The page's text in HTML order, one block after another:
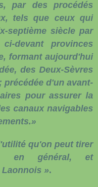
par des procédés
tels que ceux qui
septième siècle par
devant provinces
formant aujourd'hui
des Deux-Sèvres
précédée d'un avant-
pour assurer la
canaux navigables
qu'on peut tirer
en général, et
».